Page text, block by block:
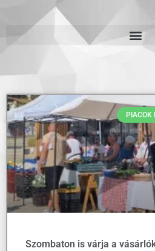
PIACOK
Szombaton is várja a